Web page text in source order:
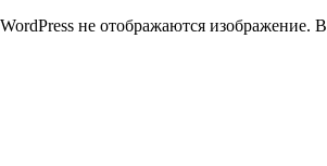
не отображаются изображение.